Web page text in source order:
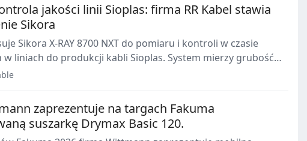
jakości linii Sioplas: firma RR Kabel stawia
Sikora
Sikora X-RAY 8700 NXT do pomiaru i kontroli w czasie
w liniach do produkcji kabli Sioplas. System mierzy grubość
mimośrodowość i inne parametry w pozycji gorącej linii.
zaprezentuje na targach Fakuma
suszarkę Drymax Basic 120.